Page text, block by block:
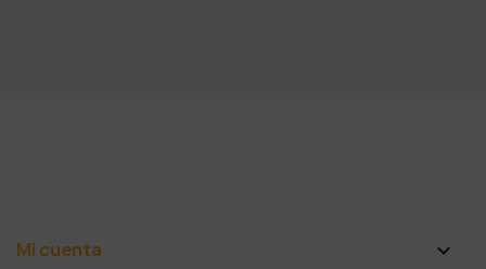
Mi cuenta 